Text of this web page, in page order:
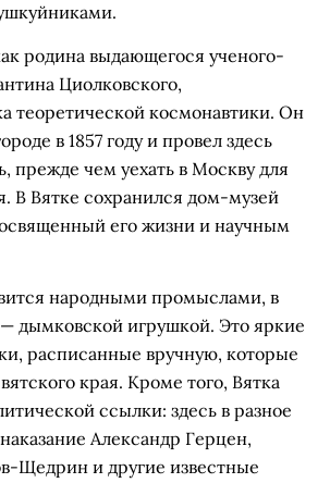
родина выдающегося ученого-
Циолковского,
теоретической космонавтики. Он
в 1857 году и провел здесь
прежде чем уехать в Москву для
В Вятке сохранился дом-музей
его жизни и научным
народными промыслами, в
дымковской игрушкой. Это яркие
расписанные вручную, которые
края. Кроме того, Вятка
ссылки: здесь в разное
Александр Герцен,
Щедрин и другие известные